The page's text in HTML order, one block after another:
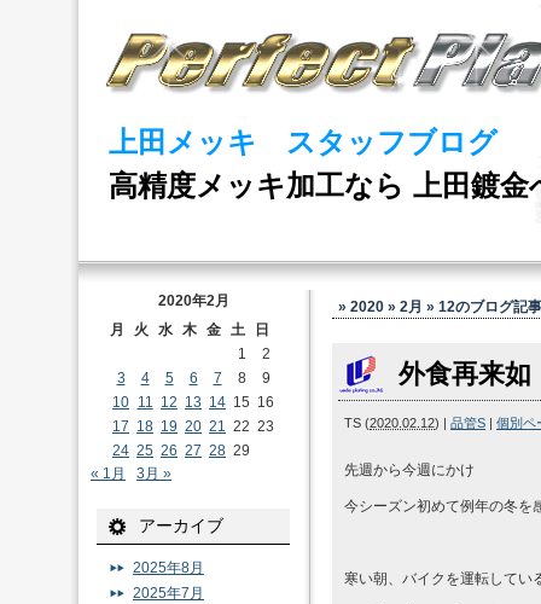
上田メッキ スタッフブログ
高精度メッキ加工なら 上田鍍金
» 2020 » 2月 » 12のブログ記事
外食再来如
TS (2020.02.12) | 品管S | 個別ペ
先週から今週にかけ
今シーズン初めて例年の冬を
寒い朝、バイクを運転してい
2020年2月
月
火 水 木 金 土
日
1
2
3
4 5 6 7 8
9
10 11 12 13 14 15 16
17 18 19 20 21 22 23
24 25 26 27 28 29
« 1月
3月 »
アーカイブ
2025年8月
2025年7月